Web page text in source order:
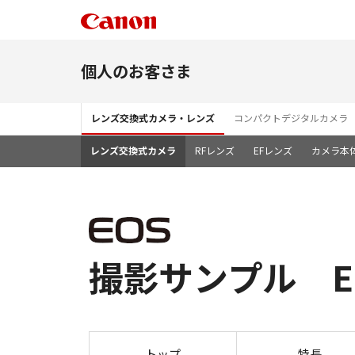
個人のお客さま
レンズ交換式カメラ・レンズ コンパクトデジタルカメラ
レンズ交換式カメラ RFレンズ EFレンズ カメラ本
撮影サンプル